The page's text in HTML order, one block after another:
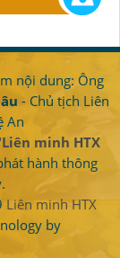
nội dung: Ông
- Chủ tịch Liên
An
minh HTX
hành thông
Liên minh HTX
by